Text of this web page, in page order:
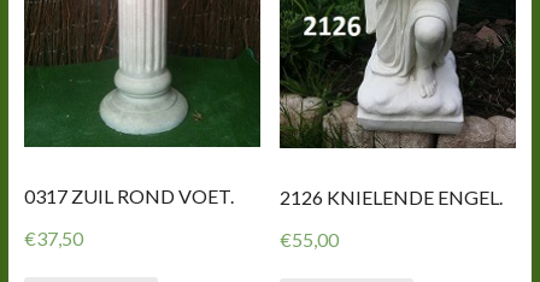
0317 ZUIL ROND VOET.
€37,50
2126 KNIELENDE ENGEL.
€55,00